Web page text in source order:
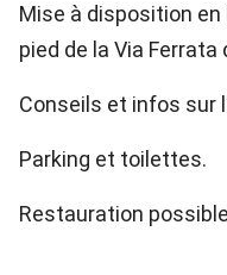
Mise à disposition
pied de la Via Ferrata
Conseils et infos sur
Parking et toilettes.
Restauration